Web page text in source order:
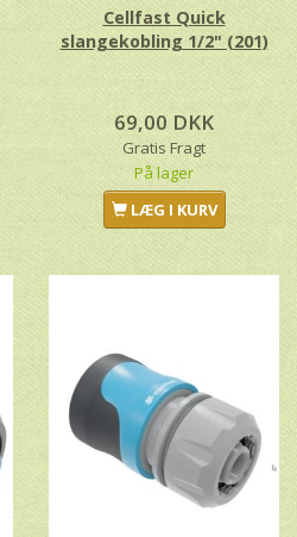
Cellfast Quick
slangekobling 1/2" (201)
69,00 DKK
Gratis Fragt
På lager
LÆG I KURV